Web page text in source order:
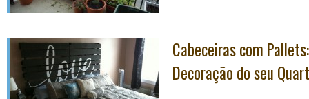
Cabeceiras com
Decoração do seu